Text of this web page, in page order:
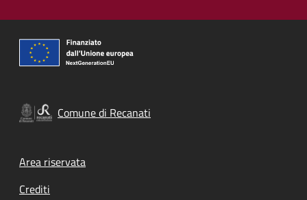
Comune di Recanati
Footer menu
Area riservata
Crediti